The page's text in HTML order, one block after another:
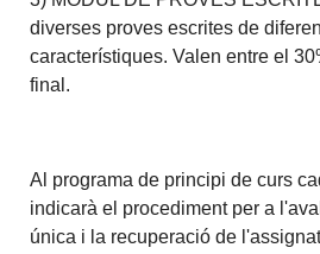
diverses proves escrites de
característiques. Valen entre el
final.
Al programa de principi de curs
indicarà el procediment per a
única i la recuperació de